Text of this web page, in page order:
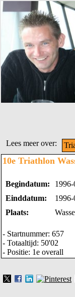
Lees meer over:
10e Triathlon
Begindatum:
Einddatum:
Plaats:
- Startnummer: 657
- Totaaltijd: 50'02
- Positie: 1e overall